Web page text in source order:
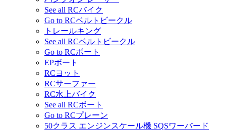
See all RCバイク
Go to RCベルトビークル
トレールキング
See all RCベルトビークル
Go to RCボート
EPボート
RCヨット
RCサーファー
RC水上バイク
See all RCボート
Go to RCプレーン
50クラス エンジンスケール機 SQSワーバード